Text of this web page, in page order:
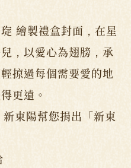
繪製禮盒封面，在星
，以愛心為翅膀，承
掠過每個需要愛的地
更遠。
東陽幫您捐出「新東